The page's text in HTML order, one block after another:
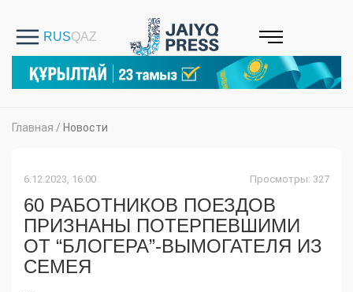
Главная / Новости
6.12.2023, 16:00 Просмотры: 327
60 РАБОТНИКОВ ПОЕЗДОВ
ПРИЗНАНЫ ПОТЕРПЕВШИМИ
ОТ “БЛОГЕРА”-ВЫМОГАТЕЛЯ ИЗ
СЕМЕЯ